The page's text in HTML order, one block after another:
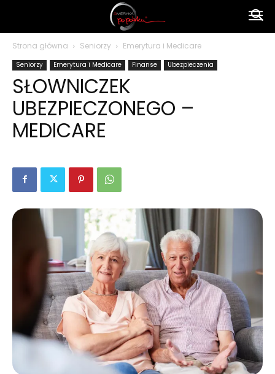
polsku
Strona główna Seniorzy Emerytura i Medicare
Seniorzy Emerytura i Medicare Finanse Ubezpieczenia
SŁOWNICZEK
UBEZPIECZONEGO –
MEDICARE